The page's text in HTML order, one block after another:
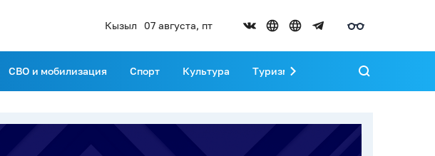
Кызыл 07 августа, пт
СВО и мобилизация Спорт Культура Туризм Развитие Тувы